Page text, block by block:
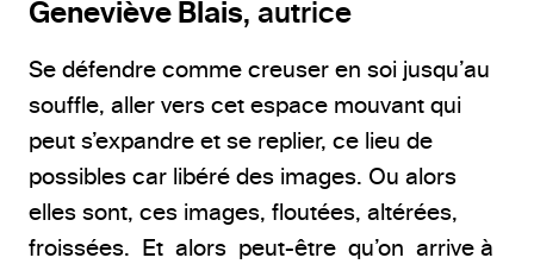
Geneviève Blais, autrice
Se défendre comme creuser en soi jusqu’au
souffle, aller vers cet espace mouvant qui
peut s’expandre et se replier, ce lieu de
possibles car libéré des images. Ou alors
elles sont, ces images, floutées, altérées,
froissées. Et alors peut-être qu’on arrive à